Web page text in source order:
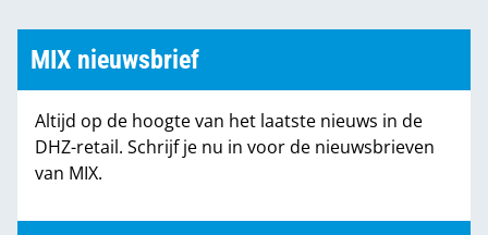
MIX nieuwsbrief
Altijd op de hoogte van het laatste nieuws in de
DHZ-retail. Schrijf je nu in voor de nieuwsbrieven
van MIX.